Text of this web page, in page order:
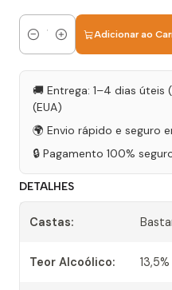
Quantidade
Adicionar ao
🚚 Entrega: 1–4 dias úteis
(EUA)
🌍 Envio rápido e seguro
🔒 Pagamento 100%
DETALHES
Castas:
Teor Alcoólico: 13,5%